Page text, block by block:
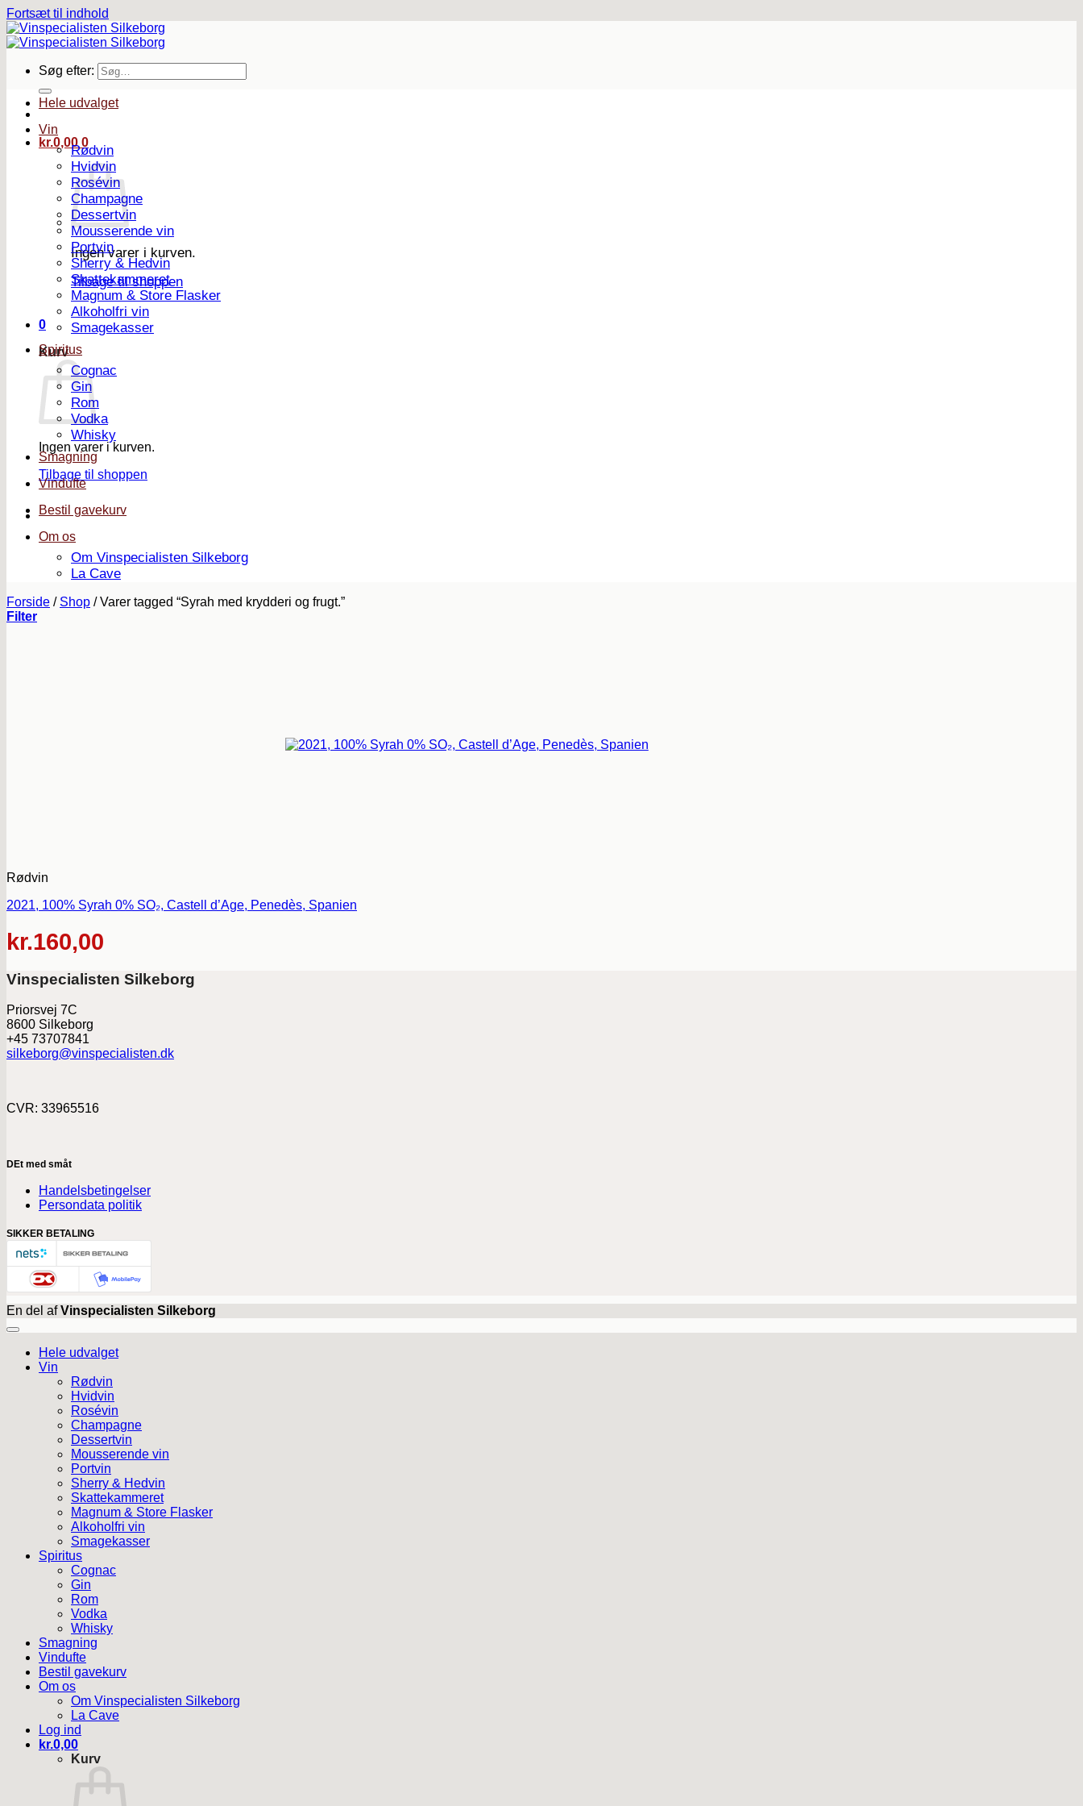
Fortsæt til indhold
Søg efter:
kr.0,00 0
Ingen varer i kurven.
Tilbage til shoppen
0
Kurv
Ingen varer i kurven.
Tilbage til shoppen
Hele udvalget
Vin
Rødvin
Hvidvin
Rosévin
Champagne
Dessertvin
Mousserende vin
Portvin
Sherry & Hedvin
Skattekammeret
Magnum & Store Flasker
Alkoholfri vin
Smagekasser
Spiritus
Cognac
Gin
Rom
Vodka
Whisky
Smagning
Vindufte
Bestil gavekurv
Om os
Om Vinspecialisten Silkeborg
La Cave
Forside / Shop /Varer tagged “Syrah med krydderi og frugt.”
Filter
Rødvin
2021, 100% Syrah 0% SO₂, Castell d’Age, Penedès, Spanien
kr.160,00
Vinspecialisten Silkeborg
Priorsvej 7C
8600 Silkeborg
+45 73707841
silkeborg@vinspecialisten.dk
CVR: 33965516
DEt med småt
Handelsbetingelser
Persondata politik
SIKKER BETALING
En del afVinspecialisten Silkeborg
Hele udvalget
Vin
Rødvin
Hvidvin
Rosévin
Champagne
Dessertvin
Mousserende vin
Portvin
Sherry & Hedvin
Skattekammeret
Magnum & Store Flasker
Alkoholfri vin
Smagekasser
Spiritus
Cognac
Gin
Rom
Vodka
Whisky
Smagning
Vindufte
Bestil gavekurv
Om os
Om Vinspecialisten Silkeborg
La Cave
Log ind
kr.0,00
Kurv